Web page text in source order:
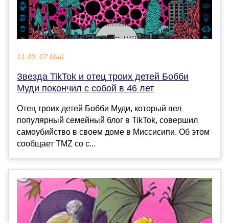
11:40, 07 Май
Звезда TikTok и отец троих детей Бобби
Муди покончил с собой в 46 лет
Отец троих детей Бобби Муди, который вел
популярный семейный блог в TikTok, совершил
самоубийство в своем доме в Миссисипи. Об этом
сообщает TMZ со с...